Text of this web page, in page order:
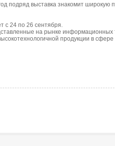
подряд выставка знакомит широкую
с 24 по 26 сентября.
на рынке информационных
продукции в